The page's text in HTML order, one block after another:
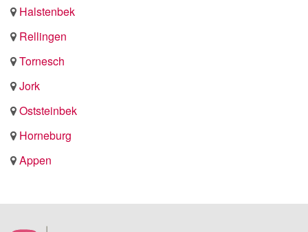
Halstenbek
Rellingen
Tornesch
Jork
Oststeinbek
Horneburg
Appen